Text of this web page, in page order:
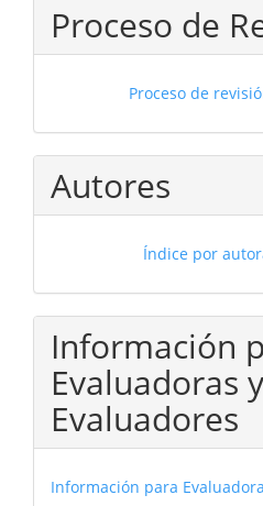
Proceso de
Proceso de
Autores
Índice por
Información
Evaluadoras y
Evaluadores
Información para